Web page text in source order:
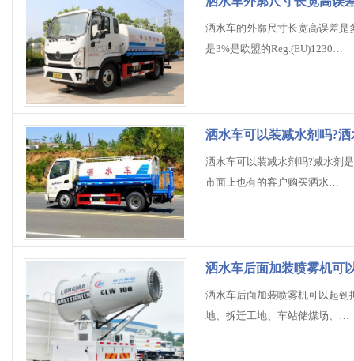
洒水车的外廓尺寸长宽高误差
是3%是欧盟的Reg.(EU)1230…
洒水车可以装减水剂吗?
洒水车可以装减水剂吗?减水剂
市面上也有的客户购买洒水…
洒水车后面加装喷雾机可
洒水车后面加装喷雾机可以起
地、拆迁工地、车站储煤场、…